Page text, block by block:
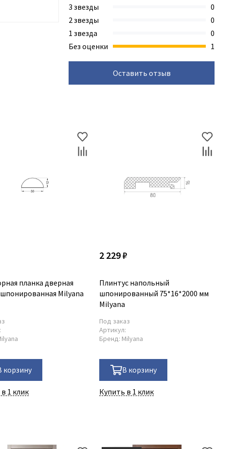
3 звезды
0
2 звезды
0
1 звезда
0
Без оценки
1
Оставить отзыв
планка дверная
Milyana
корзину
1 клик
2 229 ₽
Плинтус напольный
шпонированный 75*16*2000 мм
Milyana
Под заказ
Артикул:
Бренд: Milyana
В корзину
Купить в 1 клик